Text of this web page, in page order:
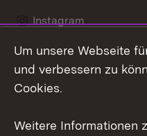
Instagram
Social Wall
Um unsere Webseite
und verbessern zu
Cookies.
Weitere Informationen